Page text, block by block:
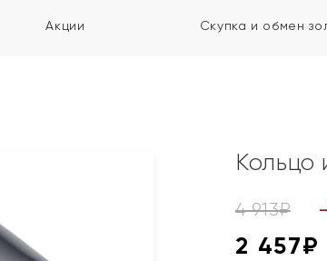
Акции Скупка и обмен
Кольцо
4 913₽ -
2 457₽